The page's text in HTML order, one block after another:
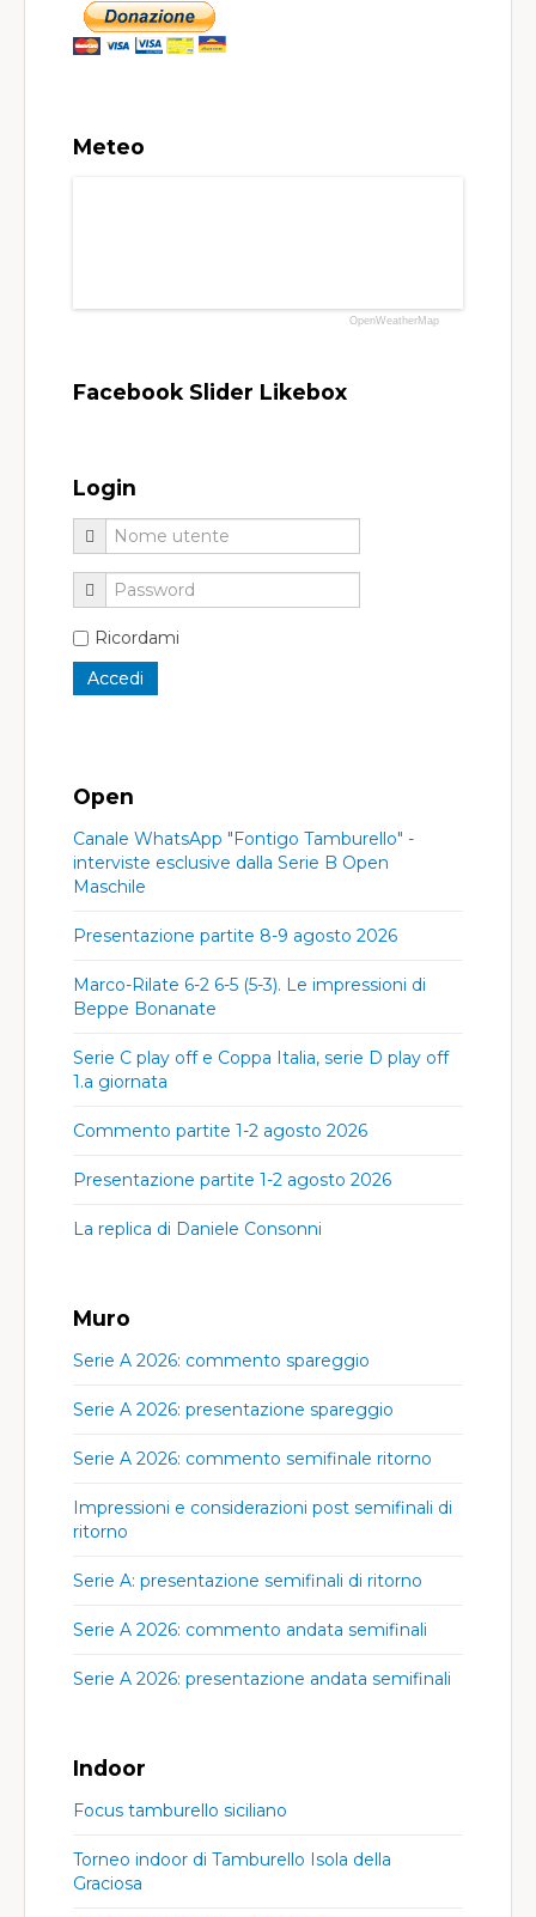
Meteo
OpenWeatherMap
Facebook Slider Likebox
Login
Ricordami
Open
Canale WhatsApp "Fontigo Tamburello" -
interviste esclusive dalla Serie B Open
Maschile
Presentazione partite 8-9 agosto 2026
Marco-Rilate 6-2 6-5 (5-3). Le impressioni di
Beppe Bonanate
Serie C play off e Coppa Italia, serie D play off
1.a giornata
Commento partite 1-2 agosto 2026
Presentazione partite 1-2 agosto 2026
La replica di Daniele Consonni
Muro
Serie A 2026: commento spareggio
Serie A 2026: presentazione spareggio
Serie A 2026: commento semifinale ritorno
Impressioni e considerazioni post semifinali di
ritorno
Serie A: presentazione semifinali di ritorno
Serie A 2026: commento andata semifinali
Serie A 2026: presentazione andata semifinali
Indoor
Focus tamburello siciliano
Torneo indoor di Tamburello Isola della
Graciosa